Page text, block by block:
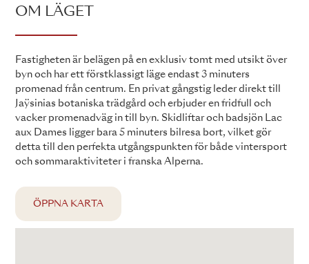
OM LÄGET
Fastigheten är belägen på en exklusiv tomt med utsikt över
byn och har ett förstklassigt läge endast 3 minuters
promenad från centrum. En privat gångstig leder direkt till
Jaÿsinias botaniska trädgård och erbjuder en fridfull och
vacker promenadväg in till byn. Skidliftar och badsjön Lac
aux Dames ligger bara 5 minuters bilresa bort, vilket gör
detta till den perfekta utgångspunkten för både vintersport
och sommaraktiviteter i franska Alperna.
ÖPPNA KARTA